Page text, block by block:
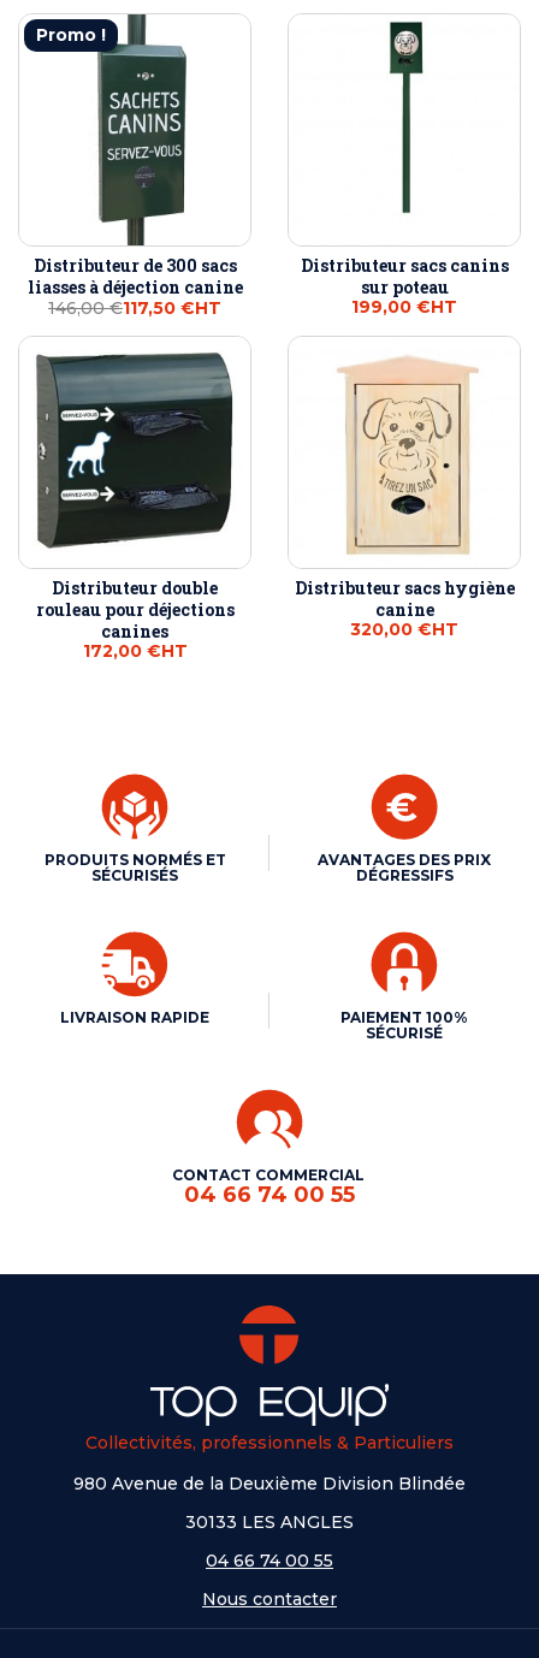
Promo !
Distributeur de 300 sacs
liasses à déjection canine
146,00 €117,50 €HT
Distributeur sacs canins
sur poteau
199,00 €HT
Distributeur double
rouleau pour déjections
canines
172,00 €HT
Distributeur sacs hygiène
canine
320,00 €HT
PRODUITS NORMÉS ET
SÉCURISÉS
AVANTAGES DES PRIX
DÉGRESSIFS
LIVRAISON RAPIDE
PAIEMENT 100%
SÉCURISÉ
CONTACT COMMERCIAL
04 66 74 00 55
Collectivités, professionnels & Particuliers
980 Avenue de la Deuxième Division Blindée
30133 LES ANGLES
04 66 74 00 55
Nous contacter